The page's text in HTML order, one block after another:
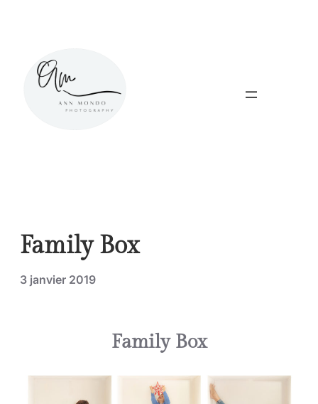
Family Box
3 janvier 2019
Family Box